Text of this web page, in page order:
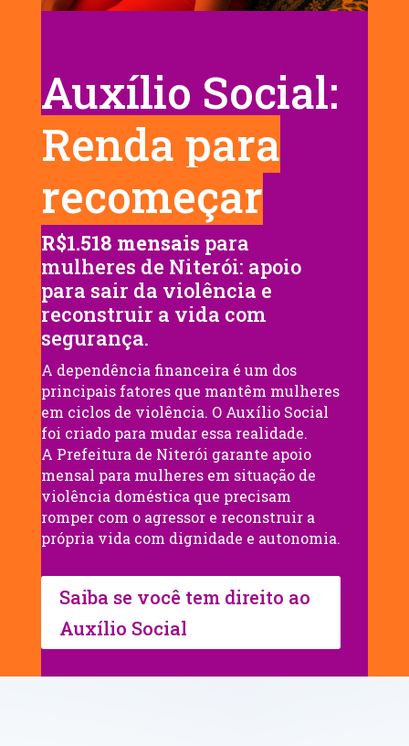
Auxílio Social:
Renda para
recomeçar
R$1.518 mensais para
mulheres de Niterói: apoio
para sair da violência e
reconstruir a vida com
segurança.
A dependência financeira é um dos
principais fatores que mantêm mulheres
em ciclos de violência. O Auxílio Social
foi criado para mudar essa realidade.
A Prefeitura de Niterói garante apoio
mensal para mulheres em situação de
violência doméstica que precisam
romper com o agressor e reconstruir a
própria vida com dignidade e autonomia.
Saiba se você tem direito ao
Auxílio Social